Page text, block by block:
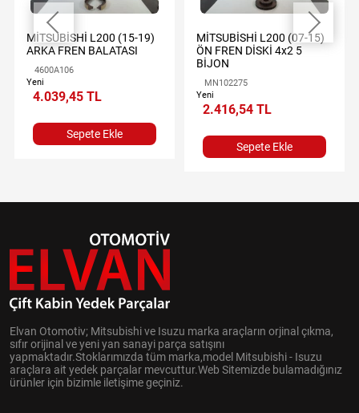
MİTSUBİSHİ L200 (15-19)
ARKA FREN BALATASI
4600A106
Yeni
4.039,45 TL
Sepete Ekle
MİTSUBİSHİ L200 (07-15)
ÖN FREN DİSKİ 4x2 5
BİJON
MN102275
Yeni
2.416,54 TL
Sepete Ekle
Elvan Otomotiv; Mitsubishi ve Isuzu marka araçların orjinal çıkma,
sıfır orijinal ve yeni yan sanayi parça satışını
yapmaktadır.Stoklarımızda tüm marka,model Mitsubishi - Isuzu
araçlara ait yedek parçalar mevcuttur.Web Sitemizde bulamadığınız
ürünler için bizimle iletişime geçiniz.